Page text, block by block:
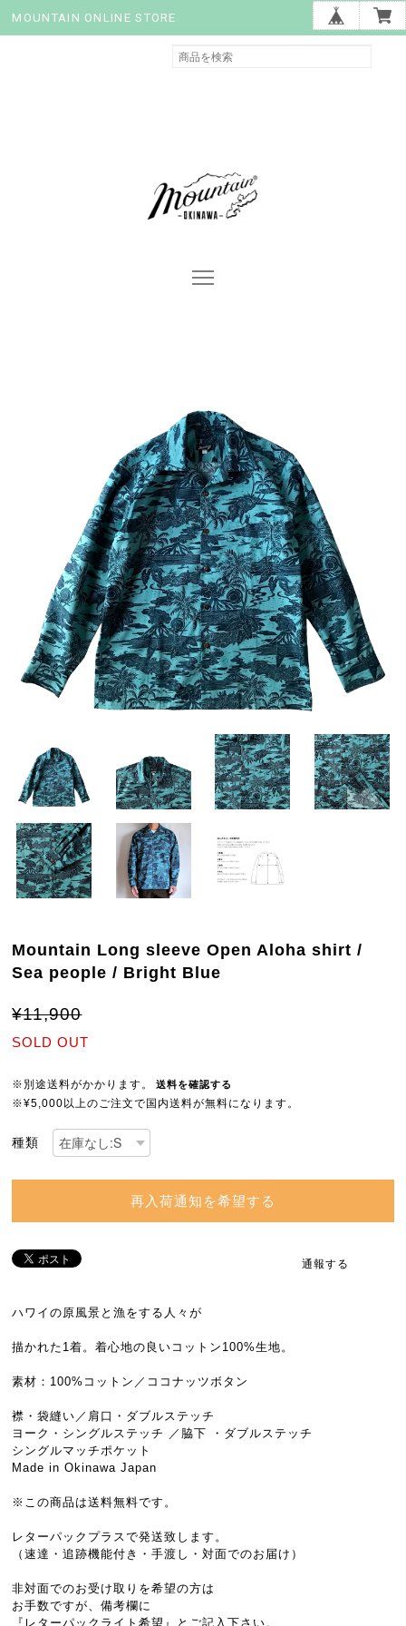
MOUNTAIN ONLINE STORE
Mountain Long sleeve Open Aloha shirt /
Sea people / Bright Blue
¥11,900
SOLD OUT
※別途送料がかかります。 送料を確認する
※¥5,000以上のご注文で国内送料が無料になります。
種類
再入荷通知を希望する
通報する
ハワイの原風景と漁をする人々が
描かれた1着。着心地の良いコットン100%生地。
素材：100%コットン／ココナッツボタン
襟・袋縫い／肩口・ダブルステッチ
ヨーク・シングルステッチ ／脇下 ・ダブルステッチ
シングルマッチポケット
Made in Okinawa Japan
※この商品は送料無料です。
レターパックプラスで発送致します。
（速達・追跡機能付き・手渡し・対面でのお届け）
非対面でのお受け取りを希望の方は
お手数ですが、備考欄に
『レターパックライト希望』とご記入下さい。